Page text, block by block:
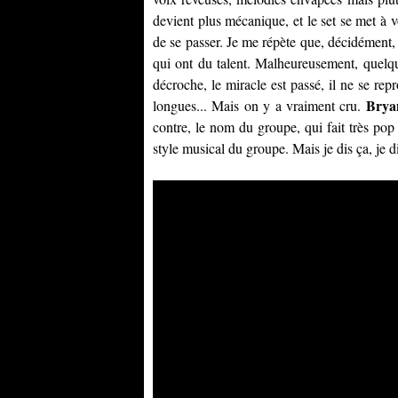
devient plus mécanique, et le set se met à
de se passer. Je me répète que,
qui ont du talent. Malheureusement,
décroche, le miracle est passé, il ne se
longues... Mais on y a vraiment cru.
contre, le nom du groupe, qui fait très
style musical du groupe. Mais je dis ça, je